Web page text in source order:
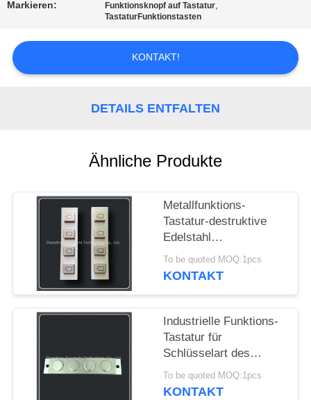
FORDERN
SIE
PRIVACY
POLICY
Markieren: Funktionsknopf auf Tastatur,
TastaturFunktionstasten
KONTAKT!
DETAILS ENTFALTEN
Ähnliche Produkte
Metallfunktions-
Tastatur-destruktive
Edelstahl
Antiverbindung Usb
oder Ps2
To be quoted MOQ:1pcs
KONTAKT
Industrielle Funktions-
Tastatur für
Schlüsselart des
Selbstbetriebsterminal-
Rundschreiben-4
To be quoted MOQ:1pcs
KONTAKT